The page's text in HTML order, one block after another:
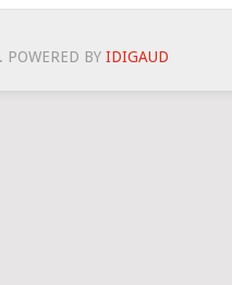
POWERED BY IDIGAUD